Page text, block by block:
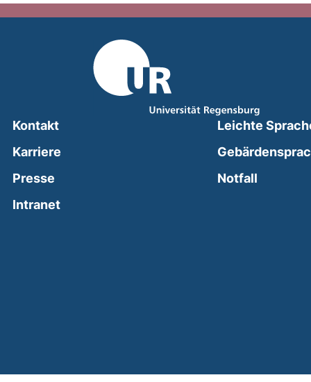
Kontakt
Karriere
Presse
Intranet(external link, opens in a new window)
Leichte
Notfall